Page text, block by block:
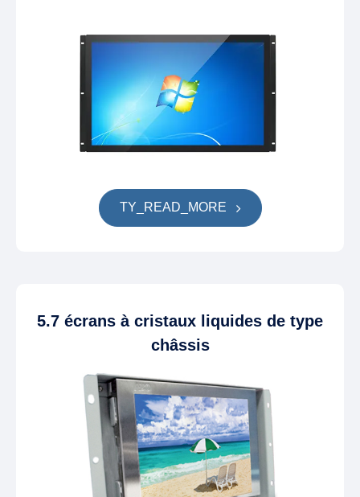
TY_READ_MORE
5.7 écrans à cristaux liquides de type
châssis